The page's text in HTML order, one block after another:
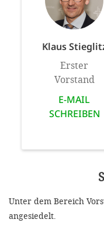
Klaus
Erster
Vorstand
E-MAIL
SCHREIBEN
Unter dem Bereich
angesiedelt.